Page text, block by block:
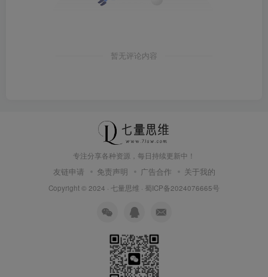
暂无评论内容
专注分享各种资源，每日持续更新中！
友链申请 免责声明 广告合作 关于我的
Copyright © 2024 · 七量思维 · 蜀ICP备2024076665号